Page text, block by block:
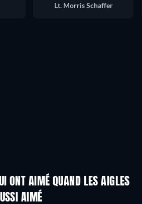
Lt. Morris Schaffer
ONT AIMÉ QUAND LES AIGLES
AIMÉ